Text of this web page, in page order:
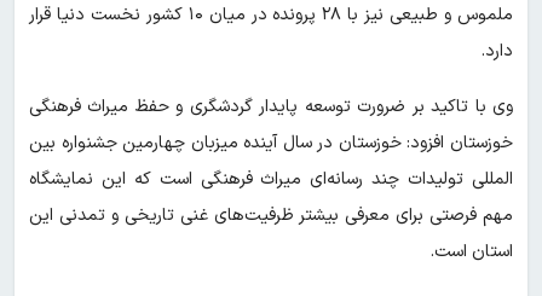
ملموس و طبیعی نیز با ۲۸ پرونده در میان ۱۰ کشور نخست دنیا قرار
دارد.
وی با تاکید بر ضرورت توسعه پایدار گردشگری و حفظ میراث فرهنگی
خوزستان افزود: خوزستان در سال آینده میزبان چهارمین جشنواره بین
المللی تولیدات چند رسانه‌ای میراث فرهنگی است که این نمایشگاه
مهم فرصتی برای معرفی بیشتر ظرفیت‌های غنی تاریخی و تمدنی این
استان است.